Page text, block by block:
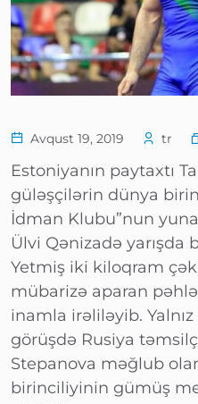
Avqust 19, 2019 tr
Estoniyanın paytaxtı
güləşçilərin dünya
İdman Klubu”nun
Ülvi Qənizadə yarışda
Yetmiş iki kiloqram
mübarizə aparan
inamla irəliləyib.
görüşdə Rusiya
Stepanova məğlub
birinciliyinin gümüş